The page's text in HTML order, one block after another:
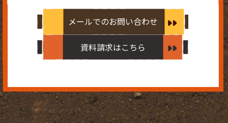
メールでのお問い合わせ
資料請求はこちら